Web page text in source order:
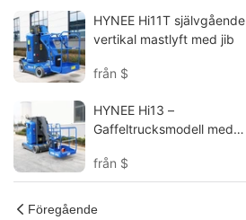
HYNEE Hi11T självgående
vertikal mastlyft med jib
från $
HYNEE Hi13 –
Gaffeltrucksmodell med
arbetshöjd 12,65 m
från $
Föregående